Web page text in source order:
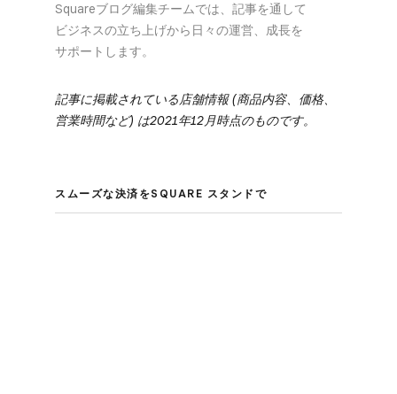
Squareブログ編集チームでは、​記事を​通して​
ビジネスの​立ち上げから​日々の​運営、​成長を​
サポートします。
記事に​掲載されている​店舗情報 (商品内容、​価格、​
営業時間など​) は​2021年12月時点の​ものです。
スムーズな​決済を​SQUARE スタンドで